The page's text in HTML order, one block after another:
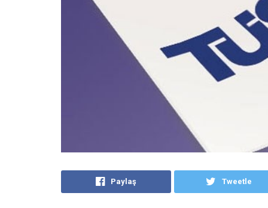
Paylaş Tweetle